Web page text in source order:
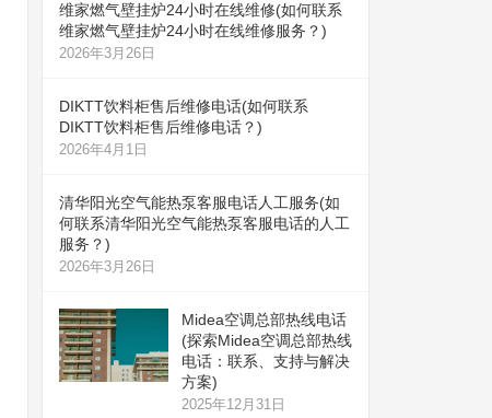
维家燃气壁挂炉24小时在线维修(如何联系
维家燃气壁挂炉24小时在线维修服务？)
2026年3月26日
DIKTT饮料柜售后维修电话(如何联系
DIKTT饮料柜售后维修电话？)
2026年4月1日
清华阳光空气能热泵客服电话人工服务(如
何联系清华阳光空气能热泵客服电话的人工
服务？)
2026年3月26日
Midea空调总部热线电话
(探索Midea空调总部热线
电话：联系、支持与解决
方案)
2025年12月31日